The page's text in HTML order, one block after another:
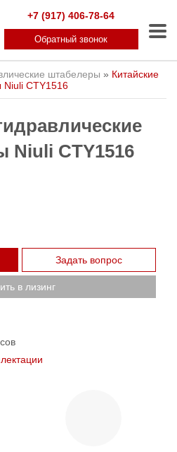
+7 (917) 406-78-64
Обратный звонок
штабелеры » Китайские
Niuli CTY1516
Niuli CTY1516
Задать вопрос
в лизинг